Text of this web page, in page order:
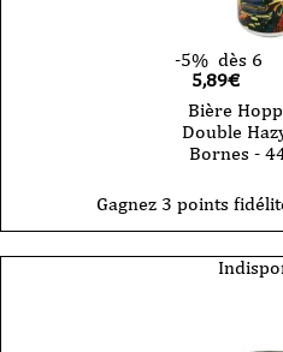
-5% dès 6
5,89€
Bière
Double
Bornes -
Gagnez 3 points